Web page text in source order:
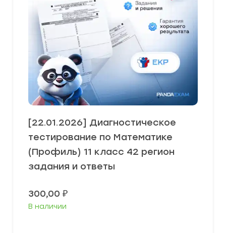
[22.01.2026] Диагностическое
тестирование по Математике
(Профиль) 11 класс 42 регион
задания и ответы
300,00 ₽
В наличии